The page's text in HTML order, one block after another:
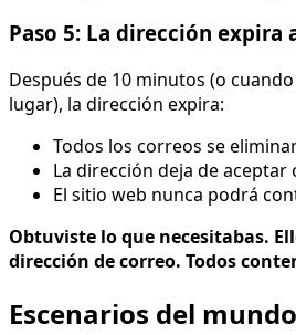
Paso 5: La dirección
Después de 10 minutos (o
lugar), la dirección expira:
Todos los correos se
La dirección deja de aceptar
El sitio web nunca podrá
Obtuviste lo que necesitabas.
dirección de correo. Todos
Escenarios del